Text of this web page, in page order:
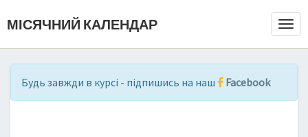
МІСЯЧНИЙ КАЛЕНДАР
Будь завжди в курсі - підпишись на наш Facebook